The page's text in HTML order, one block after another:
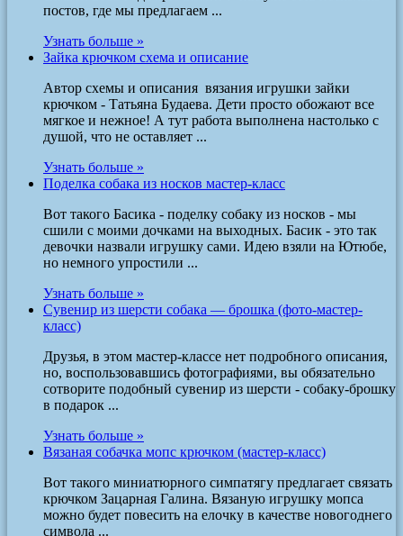
постов, где мы предлагаем ...
Узнать больше »
Зайка крючком схема и описание
Автор схемы и описания вязания игрушки зайки
крючком - Татьяна Будаева. Дети просто обожают все
мягкое и нежное! А тут работа выполнена настолько с
душой, что не оставляет ...
Узнать больше »
Поделка собака из носков мастер-класс
Вот такого Басика - поделку собаку из носков - мы
сшили с моими дочками на выходных. Басик - это так
девочки назвали игрушку сами. Идею взяли на Ютюбе,
но немного упростили ...
Узнать больше »
Сувенир из шерсти собака — брошка (фото-мастер-
класс)
Друзья, в этом мастер-классе нет подробного описания,
но, воспользовавшись фотографиями, вы обязательно
сотворите подобный сувенир из шерсти - собаку-брошку
в подарок ...
Узнать больше »
Вязаная собачка мопс крючком (мастер-класс)
Вот такого миниатюрного симпатягу предлагает связать
крючком Зацарная Галина. Вязаную игрушку мопса
можно будет повесить на елочку в качестве новогоднего
символа ...